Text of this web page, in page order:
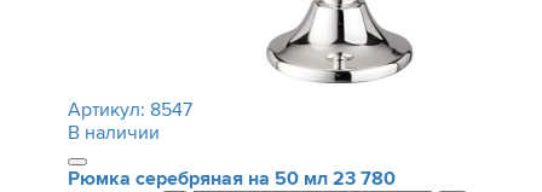
Артикул: 8547
В наличии
Рюмка серебряная на 50 мл 23 780